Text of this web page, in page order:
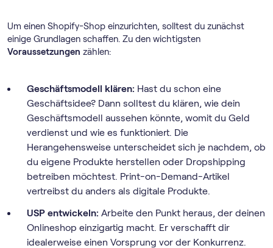
Um einen Shopify-Shop einzurichten, solltest du zunächst
einige Grundlagen schaffen. Zu den wichtigsten
Voraussetzungen zählen:
Geschäftsmodell klären: Hast du schon eine
Geschäftsidee? Dann solltest du klären, wie dein
Geschäftsmodell aussehen könnte, womit du Geld
verdienst und wie es funktioniert. Die
Herangehensweise unterscheidet sich je nachdem, ob
du eigene Produkte herstellen oder Dropshipping
betreiben möchtest. Print-on-Demand-Artikel
vertreibst du anders als digitale Produkte.
USP entwickeln: Arbeite den Punkt heraus, der deinen
Onlineshop einzigartig macht. Er verschafft dir
idealerweise einen Vorsprung vor der Konkurrenz.